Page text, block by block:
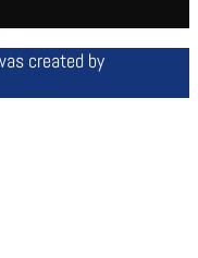
created by